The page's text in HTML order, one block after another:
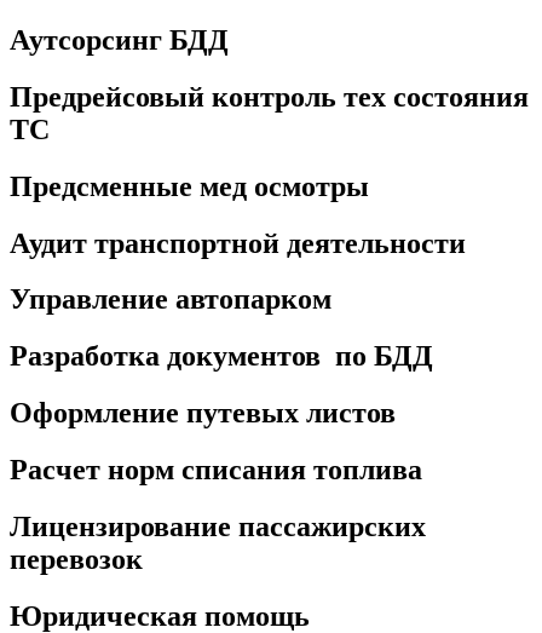
Аутсорсинг БДД
Предрейсовый контроль тех состояния
ТС
Предсменные мед осмотры
Аудит транспортной деятельности
Управление автопарком
Разработка документов по БДД
Оформление путевых листов
Расчет норм списания топлива
Лицензирование пассажирских
перевозок
Юридическая помощь